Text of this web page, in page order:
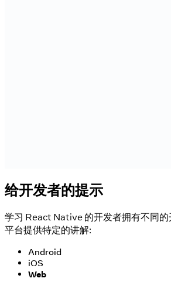
给开发者的提示
学习 React Native 的开发者拥有不同
平台提供特定的讲解:
Android
iOS
Web